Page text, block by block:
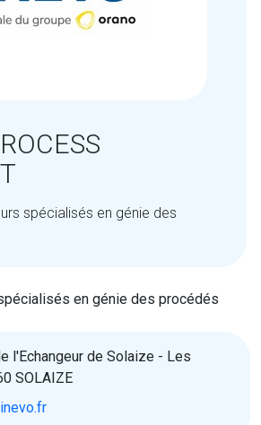
spécialisés en génie des
en génie des procédés
l'Echangeur de Solaize - Les
SOLAIZE